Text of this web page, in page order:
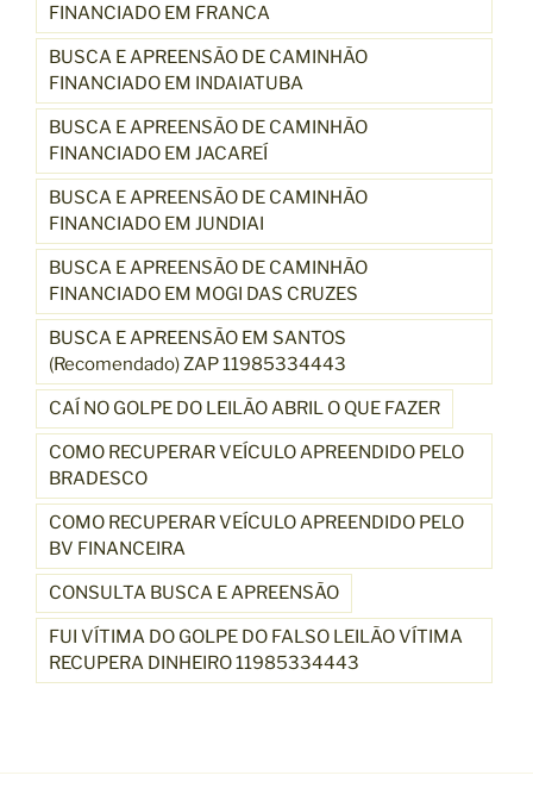
FINANCIADO EM FRANCA
BUSCA E APREENSÃO DE CAMINHÃO
FINANCIADO EM INDAIATUBA
BUSCA E APREENSÃO DE CAMINHÃO
FINANCIADO EM JACAREÍ
BUSCA E APREENSÃO DE CAMINHÃO
FINANCIADO EM JUNDIAI
BUSCA E APREENSÃO DE CAMINHÃO
FINANCIADO EM MOGI DAS CRUZES
BUSCA E APREENSÃO EM SANTOS
(Recomendado) ZAP 11985334443
CAÍ NO GOLPE DO LEILÃO ABRIL O QUE FAZER
COMO RECUPERAR VEÍCULO APREENDIDO PELO
BRADESCO
COMO RECUPERAR VEÍCULO APREENDIDO PELO
BV FINANCEIRA
CONSULTA BUSCA E APREENSÃO
FUI VÍTIMA DO GOLPE DO FALSO LEILÃO VÍTIMA
RECUPERA DINHEIRO 11985334443